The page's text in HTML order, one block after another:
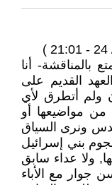
بالمناقشة- أنا
القديم على
ولم أتطرق لأي
مواضيعها أو
ونرى السياق
بني إسرائيل
ولا عداء سابق
جوار مع الأباء